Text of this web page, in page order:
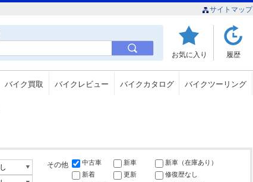
サイトマップ
お気に入り 履歴
バイク買取 バイクレビュー バイクカタログ バイクツーリング
その他 中古車 新車
新車（在庫あり）
新着
更新
修復歴なし